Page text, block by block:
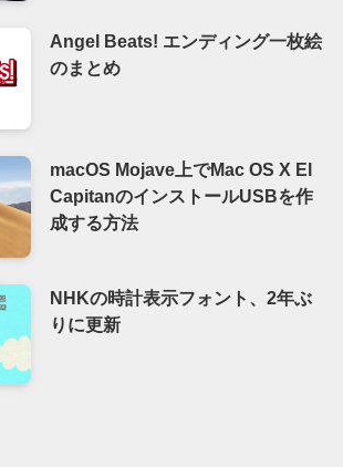
Angel Beats! エンディング一枚絵
のまとめ
macOS Mojave上でMac OS X El
CapitanのインストールUSBを作
成する方法
NHKの時計表示フォント、2年ぶ
りに更新